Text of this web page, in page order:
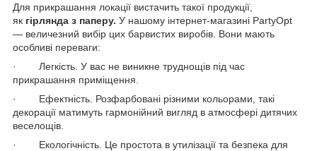
Для прикрашання локації вистачить такої продукції,
як гірлянда з паперу. У нашому інтернет-магазині PartyOpt
— величезний вибір цих барвистих виробів. Вони мають
особливі переваги:
· Легкість. У вас не виникне труднощів під час
прикрашання приміщення.
· Ефектність. Розфарбовані різними кольорами, такі
декорації матимуть гармонійний вигляд в атмосфері дитячих
веселощів.
· Екологічність. Це простота в утилізації та безпека для